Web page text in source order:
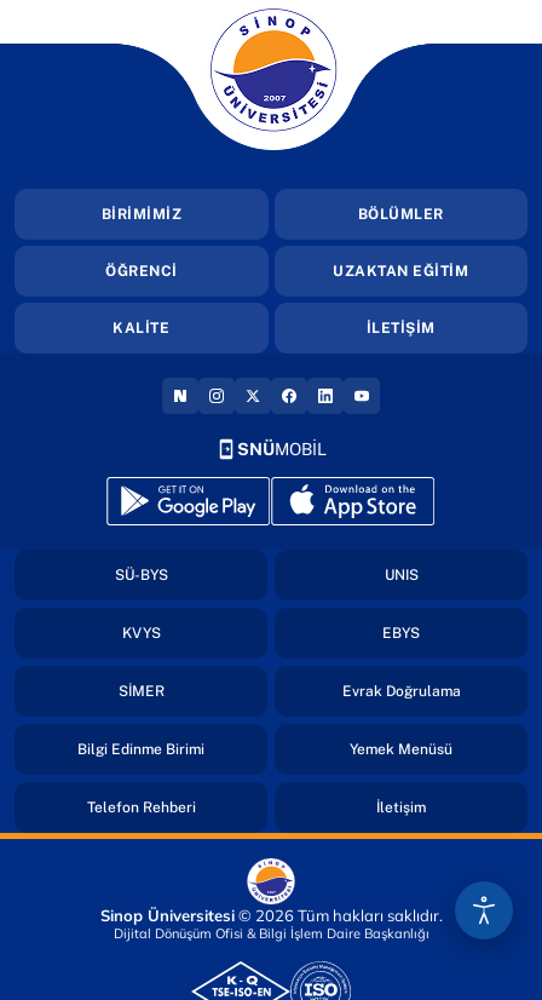
(yeni sekmede açılır)
BİRİMİMİZ BÖLÜMLER
ÖĞRENCİ UZAKTAN EĞİTİM
KALİTE İLETİŞİM
(YENI SEKMEDE AÇILIR)
(YENI SEKMEDE AÇILIR)
(YENI SEKMEDE AÇILIR)
(YENI SEKMEDE AÇILIR)
(YENI SEKMEDE AÇILIR)
(YENI SEKMEDE
SNÜMOBİL
(yeni sekmede açılır)(yeni sekmede açılır)
SÜ-BYS(yeni sekmede açılır) UNIS(yeni sekmede
KVYS(yeni sekmede açılır) EBYS(yeni sekmede
SİMER(yeni sekmede açılır) Evrak Doğrulama(yeni
Bilgi Edinme Birimi(yeni sekmede açılır) Yemek Menüsü(yeni
Telefon Rehberi(yeni sekmede açılır) İletişim(yeni sekmede
Sinop Üniversitesi© 2026 Tüm hakları saklıdır.
Dijital Dönüşüm Ofisi & Bilgi İşlem Daire Başkanlığı